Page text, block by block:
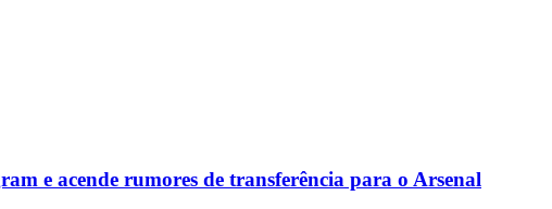
e acende rumores de transferência para o Arsenal